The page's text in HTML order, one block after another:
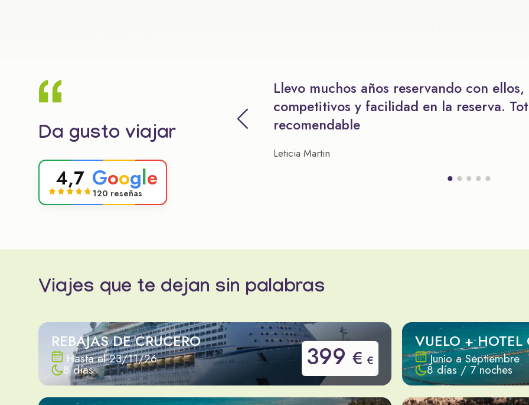
Da gusto viajar
4,7 Google
120 reseñas
Llevo muchos años reservando con
competitivos y facilidad en la reserva.
recomendable
Leticia Martin
Viajes que te dejan sin palabras
REBAJAS DE CRUCERO
Hasta el 23/11/26
8 días 399 € €
VUELO + HOTEL
Junio a Septiembre
8 días / 7 noches